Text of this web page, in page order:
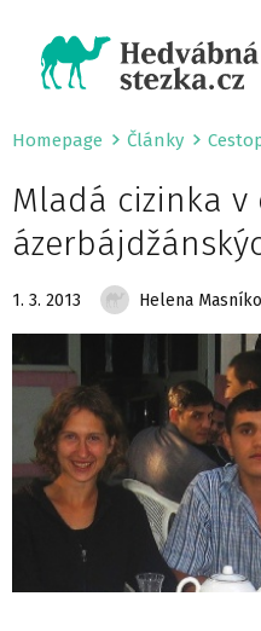
Homepage Články
Mladá cizinka v
1. 3. 2013 Helena